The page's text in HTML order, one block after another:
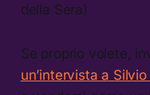
della Sera)
Se proprio volete,
un’intervista a